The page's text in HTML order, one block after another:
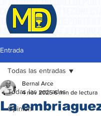
Entrada
Todas las entradas
Opinión
Todas las entradas
La
Bernal Arce
4 nov 2025 6 min de lectura